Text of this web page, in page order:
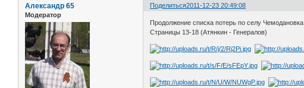
Поделиться2011-12-23 20:49:08
Александр 65
Модератор
Продолжение списка потерь по селу Чемодановка
Страницы 13-18 (Атянкин - Генералов)